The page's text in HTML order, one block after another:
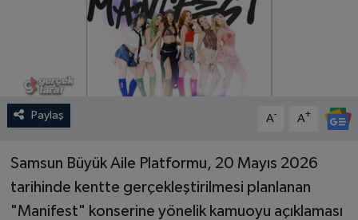
Paylaş A- A+
Samsun Büyük Aile Platformu, 20 Mayıs 2026
tarihinde kentte gerçekleştirilmesi planlanan
"Manifest" konserine yönelik kamuoyu açıklaması